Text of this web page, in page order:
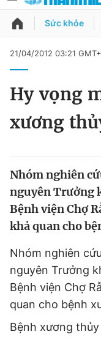
QUẢNG CÁO
Chuyên mục
Tin thị trường
Sản phẩm khác
Tiện ích
Đổi mật khẩu
Tin đã lưu
Đăng xuất
Sức khỏe
21/04/2012 03:21
Hy vọng
xương
Nhóm nghiên
nguyên Trưởng
Bệnh viện Chợ
khả quan cho
Nhóm nghiên
nguyên Trưởng
Bệnh viện Chợ
quan cho bệnh
Bệnh xương